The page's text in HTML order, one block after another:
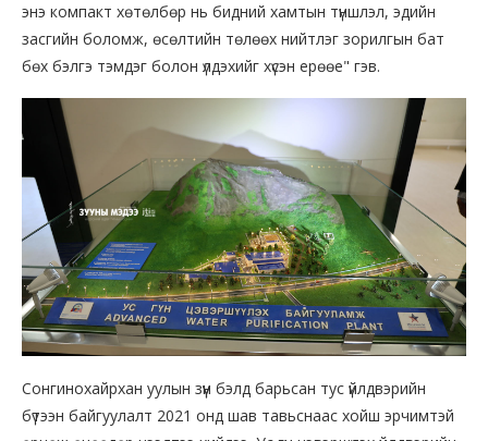
энэ компакт хөтөлбөр нь бидний хамтын түншлэл, эдийн
засгийн боломж, өсөлтийн төлөөх нийтлэг зорилгын бат
бөх бэлгэ тэмдэг болон үлдэхийг хүсэн ерөөе" гэв.
Сонгинохайрхан уулын зүүн бэлд барьсан тус үйлдвэрийн
бүтээн байгуулалт 2021 онд шав тавьснаас хойш эрчимтэй